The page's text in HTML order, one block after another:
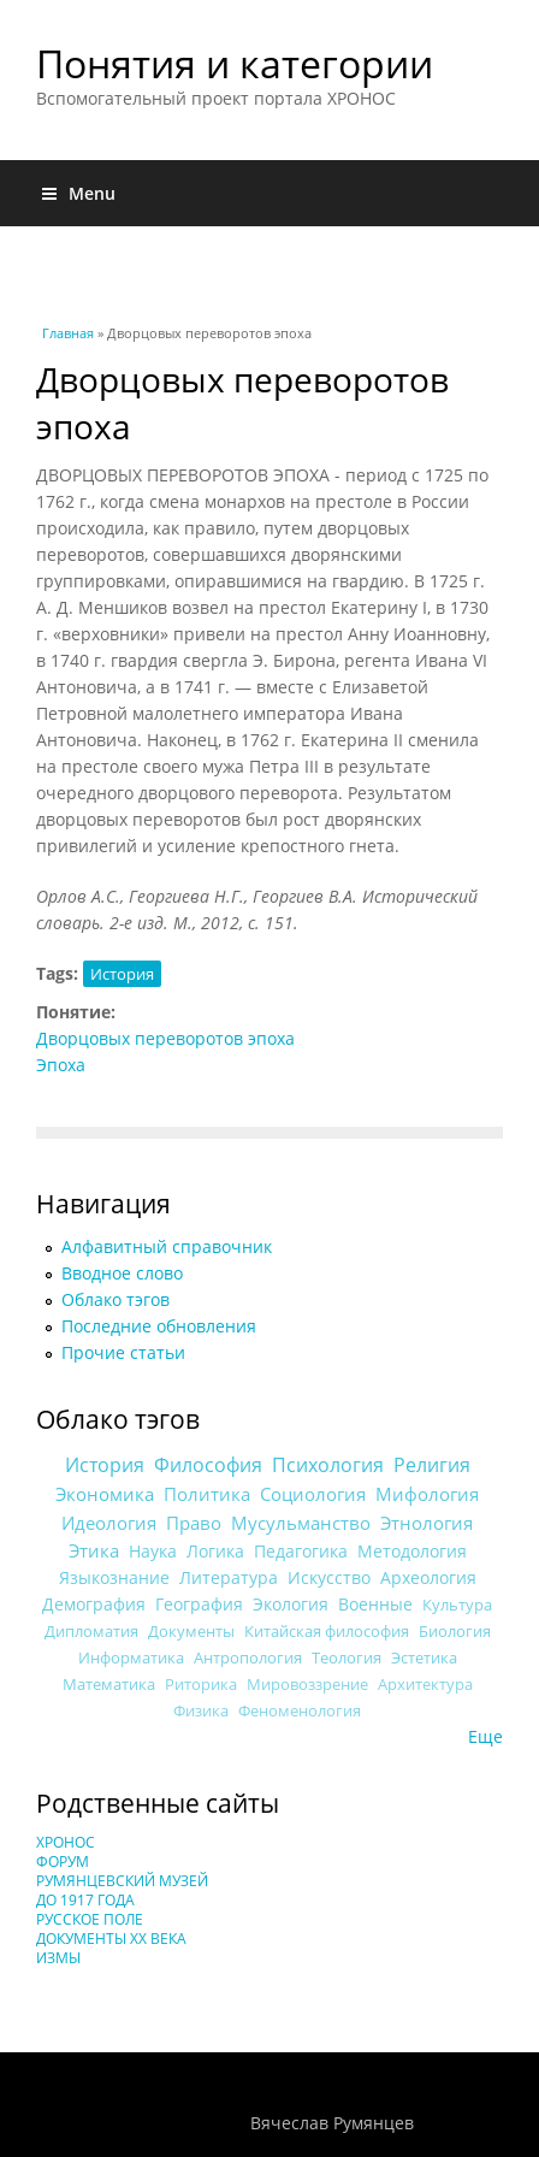
Понятия и категории
Вспомогательный проект портала ХРОНОС
Menu
Вы здесь
Главная » Дворцовых переворотов эпоха
Дворцовых переворотов
эпоха
ДВОРЦОВЫХ ПЕРЕВОРОТОВ ЭПОХА - период с 1725 по
1762 г., когда смена монархов на престоле в России
происходила, как правило, путем дворцовых
переворотов, совершавшихся дворянскими
группировками, опиравшимися на гвардию. В 1725 г.
А. Д. Меншиков возвел на престол Екатерину I, в 1730
г. «верховники» привели на престол Анну Иоанновну,
в 1740 г. гвардия свергла Э. Бирона, регента Ивана VI
Антоновича, а в 1741 г. — вместе с Елизаветой
Петровной малолетнего императора Ивана
Антоновича. Наконец, в 1762 г. Екатерина II сменила
на престоле своего мужа Петра III в результате
очередного дворцового переворота. Результатом
дворцовых переворотов был рост дворянских
привилегий и усиление крепостного гнета.
Орлов А.С., Георгиева Н.Г., Георгиев В.А. Исторический
словарь. 2-е изд. М., 2012, с. 151.
Tags: История
Понятие:
Дворцовых переворотов эпоха
Эпоха
Навигация
Алфавитный справочник
Вводное слово
Облако тэгов
Последние обновления
Прочие статьи
Облако тэгов
История Философия Психология Религия
Экономика Политика Социология Мифология
Идеология Право Мусульманство Этнология
Этика Наука Логика Педагогика Методология
Языкознание Литература Искусство Археология
Демография География Экология Военные Культура
Дипломатия Документы Китайская философия Биология
Информатика Антропология Теология Эстетика
Математика Риторика Мировоззрение Архитектура
Физика Феноменология
Еще
Родственные сайты
ХРОНОС
ФОРУМ
РУМЯНЦЕВСКИЙ МУЗЕЙ
ДО 1917 ГОДА
РУССКОЕ ПОЛЕ
ДОКУМЕНТЫ XX ВЕКА
ИЗМЫ
Вячеслав Румянцев